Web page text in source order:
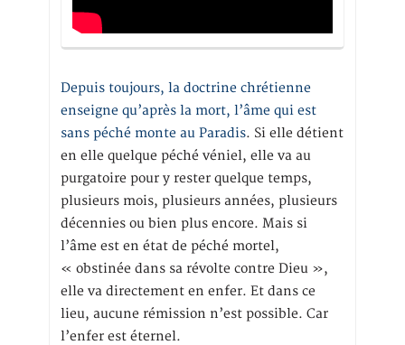
Depuis toujours, la doctrine chrétienne
enseigne qu’après la mort, l’âme qui est
sans péché monte au Paradis. Si elle détient
en elle quelque péché véniel, elle va au
purgatoire pour y rester quelque temps,
plusieurs mois, plusieurs années, plusieurs
décennies ou bien plus encore. Mais si
l’âme est en état de péché mortel,
« obstinée dans sa révolte contre Dieu »,
elle va directement en enfer. Et dans ce
lieu, aucune rémission n’est possible. Car
l’enfer est éternel.